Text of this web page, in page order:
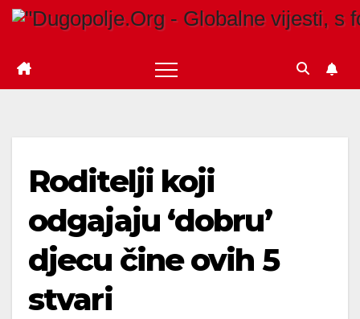
Roditelji koji
odgajaju ‘dobru’
djecu čine ovih 5
stvari